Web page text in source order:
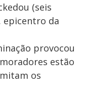
(seis
epicentro da
provocou
estão
os